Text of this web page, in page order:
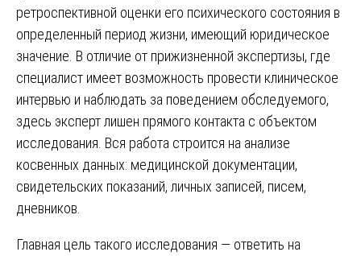
ретроспективной оценки его психического состояния в
определенный период жизни, имеющий юридическое
значение. В отличие от прижизненной экспертизы, где
специалист имеет возможность провести клиническое
интервью и наблюдать за поведением обследуемого,
здесь эксперт лишен прямого контакта с объектом
исследования. Вся работа строится на анализе
косвенных данных: медицинской документации,
свидетельских показаний, личных записей, писем,
дневников.
Главная цель такого исследования — ответить на